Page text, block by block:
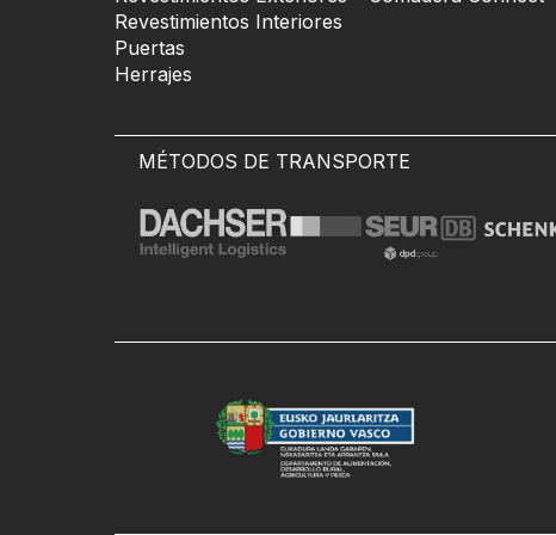
Revestimientos Interiores
Puertas
Herrajes
MÉTODOS DE TRANSPORTE